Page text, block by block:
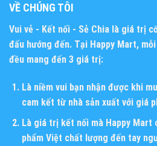
VỀ CHÚNG TÔI
Vui vẻ - Kết nối - Sẻ Chia là giá trị
đấu hướng đến. Tại Happy Mart,
đều mang đến 3 giá trị:
Là niềm vui bạn nhận được khi
cam kết từ nhà sản xuất với giá
Là giá trị kết nối mà Happy Mart
phẩm Việt chất lượng đến tay